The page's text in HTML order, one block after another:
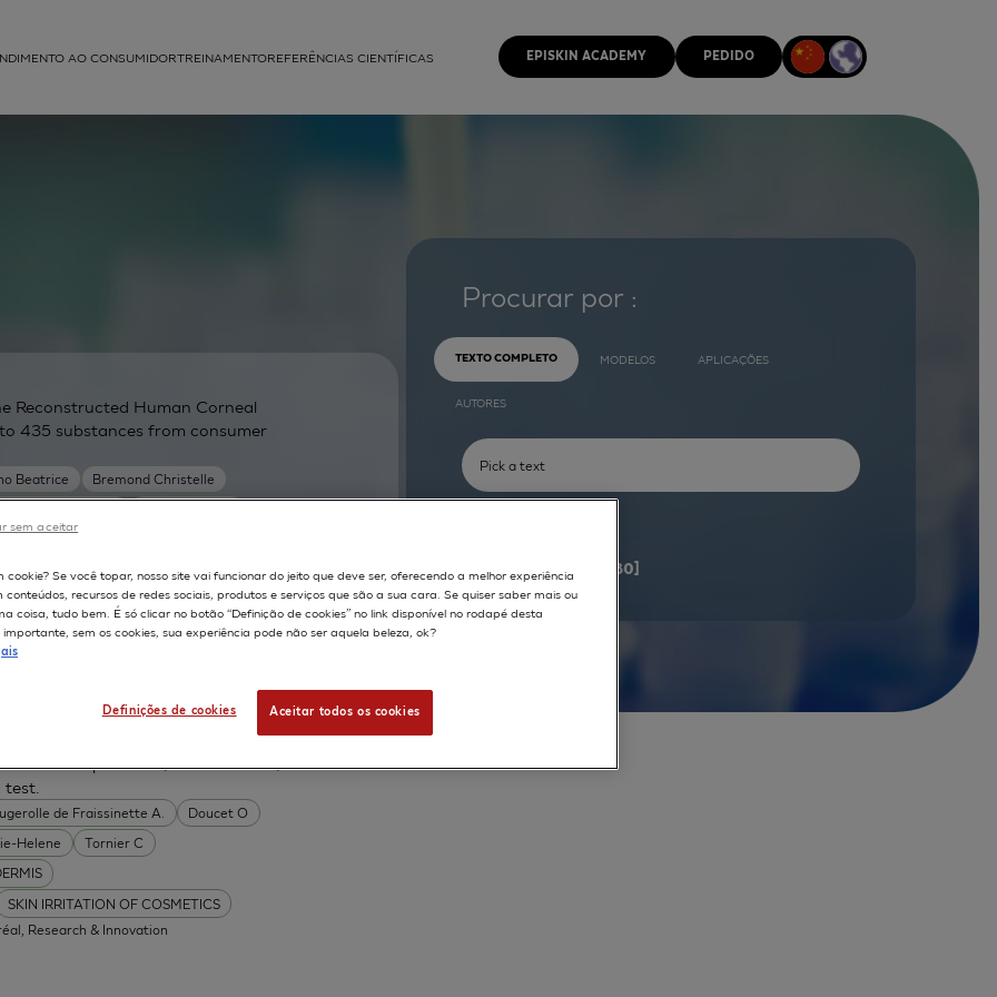
AO CONSUMIDORTREINAMENTOREFERÊNCIAS CIENTÍFICAS EPISKIN ACADEMY PEDIDO
Beatrice
Bremond Christelle
Jean-Marc Tinois-Tessonneaud Estelle
OF CHEMICAL
Reconstructed Human Corneal
435 substances from consumer
Research & Innovation
de Fraissinette A.
Doucet O
Helene Tornier C
SKIN IRRITATION OF COSMETICS
human epidermis (SkinEthic RHE) for
Research & Innovation
Procurar por :
TEXTO COMPLETO MODELOS APLICAÇÕES
AUTORES
598documents [61 - 80]
cookie? Se você topar, nosso site vai funcionar do jeito que deve ser, oferecendo a melhor experiência
conteúdos, recursos de redes sociais, produtos e serviços que são a sua cara. Se quiser saber mais ou
coisa, tudo bem. É só clicar no botão “Definição de cookies” no link disponível no rodapé desta
sem os cookies, sua experiência pode não ser aquela beleza, ok?
Definições de cookies Aceitar todos os cookies
sem aceitar